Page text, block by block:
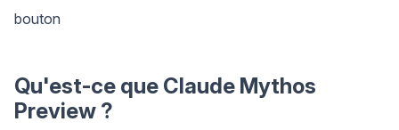
bouton
Qu'est-ce que Claude Mythos
Preview ?